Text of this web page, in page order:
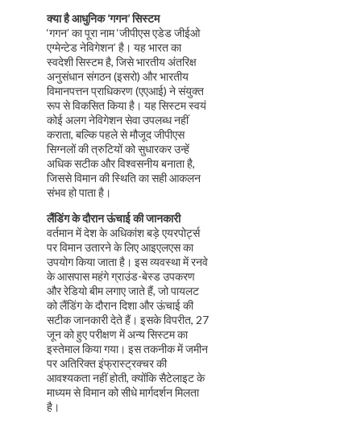
क्या है आधुनिक ‘गगन’ सिस्टम
‘गगन’ का पूरा नाम ‘जीपीएस एडेड जीईओ
एग्मेन्टेड नेविगेशन’ है। यह भारत का
स्वदेशी सिस्टम है, जिसे भारतीय अंतरिक्ष
अनुसंधान संगठन (इसरो) और भारतीय
विमानपत्तन प्राधिकरण (एएआई) ने संयुक्त
रूप से विकसित किया है। यह सिस्टम स्वयं
कोई अलग नेविगेशन सेवा उपलब्ध नहीं
कराता, बल्कि पहले से मौजूद जीपीएस
सिग्नलों की त्रुटियों को सुधारकर उन्हें
अधिक सटीक और विश्वसनीय बनाता है,
जिससे विमान की स्थिति का सही आकलन
संभव हो पाता है।
लैंडिंग के दौरान ऊंचाई की जानकारी
वर्तमान में देश के अधिकांश बड़े एयरपोर्ट्स
पर विमान उतारने के लिए आइएलएस का
उपयोग किया जाता है। इस व्यवस्था में रनवे
के आसपास महंगे ग्राउंड-बेस्ड उपकरण
और रेडियो बीम लगाए जाते हैं, जो पायलट
को लैंडिंग के दौरान दिशा और ऊंचाई की
सटीक जानकारी देते हैं। इसके विपरीत, 27
जून को हुए परीक्षण में अन्य सिस्टम का
इस्तेमाल किया गया। इस तकनीक में जमीन
पर अतिरिक्त इंफ्रास्ट्रक्चर की
आवश्यकता नहीं होती, क्योंकि सैटेलाइट के
माध्यम से विमान को सीधे मार्गदर्शन मिलता
है।